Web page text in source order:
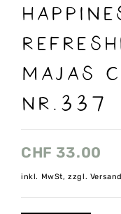
Majas
nr.337
CHF 33.00
inkl. MwSt, zzgl.